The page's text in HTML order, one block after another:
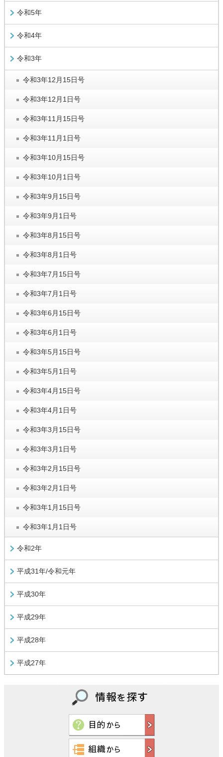
令和5年
令和4年
令和3年
令和3年12月15日号
令和3年12月1日号
令和3年11月15日号
令和3年11月1日号
令和3年10月15日号
令和3年10月1日号
令和3年9月15日号
令和3年9月1日号
令和3年8月15日号
令和3年8月1日号
令和3年7月15日号
令和3年7月1日号
令和3年6月15日号
令和3年6月1日号
令和3年5月15日号
令和3年5月1日号
令和3年4月15日号
令和3年4月1日号
令和3年3月15日号
令和3年3月1日号
令和3年2月15日号
令和3年2月1日号
令和3年1月15日号
令和3年1月1日号
令和2年
平成31年/令和元年
平成30年
平成29年
平成28年
平成27年